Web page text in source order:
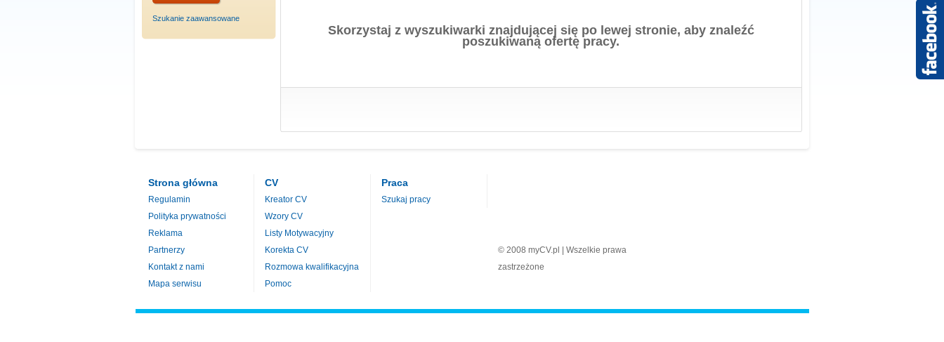
Szukanie zaawansowane
Skorzystaj z wyszukiwarki znajdującej się po lewej stronie, aby znaleźć
poszukiwaną ofertę pracy.
Strona główna
Regulamin
Polityka prywatności
Reklama
Partnerzy
Kontakt z nami
Mapa serwisu
CV
Kreator CV
Wzory CV
Listy Motywacyjny
Korekta CV
Rozmowa kwalifikacyjna
Pomoc
Praca
Szukaj pracy
© 2008 myCV.pl | Wszelkie prawa
zastrzeżone